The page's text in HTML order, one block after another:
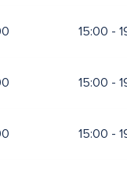
15:00 -
15:00 -
15:00 -